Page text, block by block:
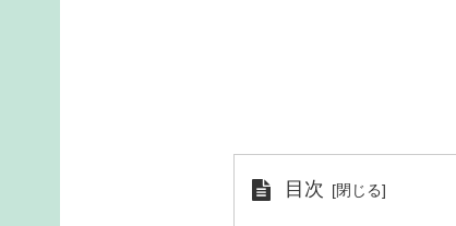
目次